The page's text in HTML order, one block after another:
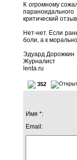
К огромному
критический
Нет-нет. Если
боли, а к
Эдуард Дорожкин
Журналист
lenta.ru
352
Имя *:
Email: